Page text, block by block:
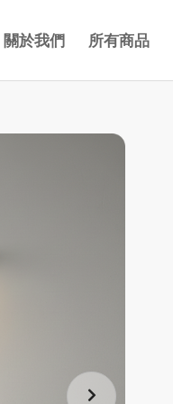
關於我們 所有商品